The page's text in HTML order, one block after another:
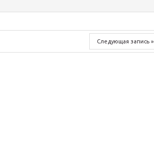
Следующая запись »